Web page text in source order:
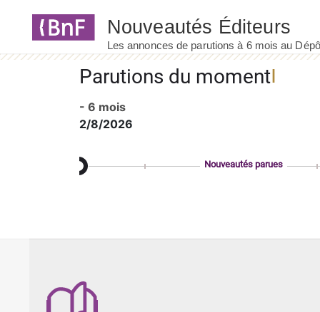
Parutions du moment
- 6 mois
2/8/2026
Nouveautés parues